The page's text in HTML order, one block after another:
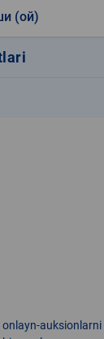
(ой)
auksionlarni